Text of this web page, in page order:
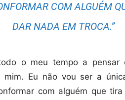
COM ALGUÉM
DAR NADA EM TROCA.”
o meu tempo a
mim. Eu não vou ser a
com alguém que